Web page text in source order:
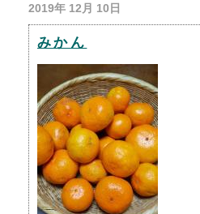
2019年 12月 10日
みかん